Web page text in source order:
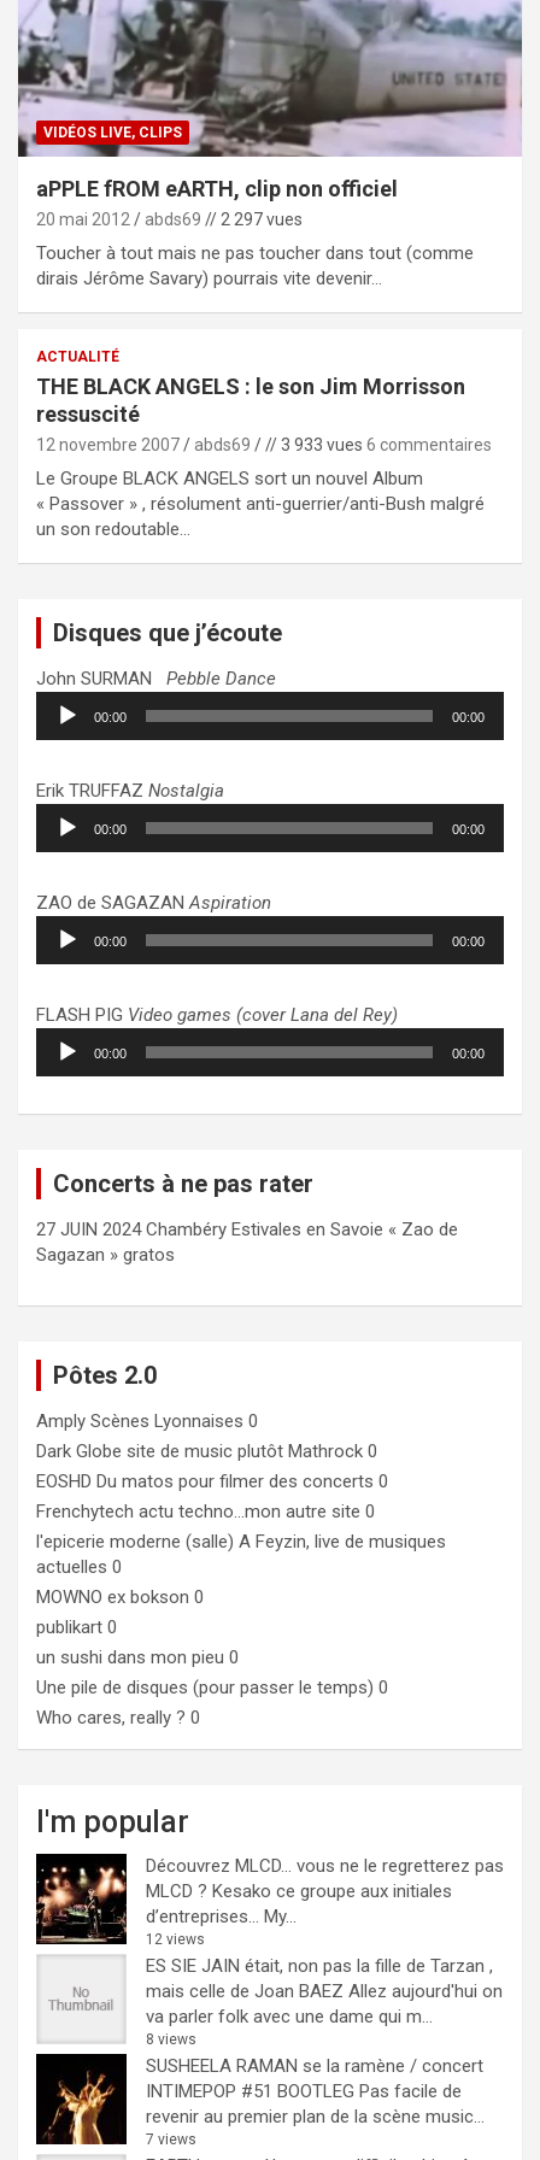
VIDÉOS LIVE, CLIPS
aPPLE fROM eARTH, clip non officiel
20 mai 2012 abds69 // 2 297 vues
Toucher à tout mais ne pas toucher dans tout (comme
dirais Jérôme Savary) pourrais vite devenir…
ACTUALITÉ
THE BLACK ANGELS : le son Jim Morrisson
ressuscité
12 novembre 2007 abds69 // 3 933 vues 6 commentaires
Le Groupe BLACK ANGELS sort un nouvel Album
« Passover » , résolument anti-guerrier/anti-Bush malgré
un son redoutable…
Disques que j’écoute
John SURMAN Pebble Dance
Lecteur
audio
00:00 00:00
Erik TRUFFAZ Nostalgia
Lecteur
audio
00:00 00:00
ZAO de SAGAZANAspiration
Lecteur
audio
00:00 00:00
FLASH PIG Video games (cover Lana del Rey)
Lecteur
audio
00:00 00:00
Concerts à ne pas rater
27 JUIN 2024 Chambéry Estivales en Savoie « Zao de
Sagazan » gratos
Pôtes 2.0
Amply Scènes Lyonnaises 0
Dark Globe site de music plutôt Mathrock 0
EOSHD Du matos pour filmer des concerts 0
Frenchytech actu techno…mon autre site 0
l'epicerie moderne (salle) A Feyzin, live de musiques
actuelles 0
MOWNO ex bokson 0
publikart 0
un sushi dans mon pieu 0
Une pile de disques (pour passer le temps) 0
Who cares, really ? 0
I'm popular
Découvrez MLCD… vous ne le regretterez pas
MLCD ? Kesako ce groupe aux initiales
d’entreprises… My...
12 views
ES SIE JAIN était, non pas la fille de Tarzan ,
mais celle de Joan BAEZ Allez aujourd'hui on
va parler folk avec une dame qui m...
8 views
SUSHEELA RAMAN se la ramène / concert
INTIMEPOP #51 BOOTLEG Pas facile de
revenir au premier plan de la scène music...
7 views